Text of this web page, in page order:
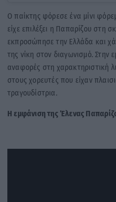
Ο παίκτης φόρεσε ένα μίνι
είχε επιλέξει η Παπαρίζου στη
εκπροσώπησε την Ελλάδα και
της νίκη στον διαγωνισμό. Στην
αναφορές στη χαρακτηριστική
στους χορευτές που είχαν
τραγουδίστρια.
Η εμφάνιση της Έλενας